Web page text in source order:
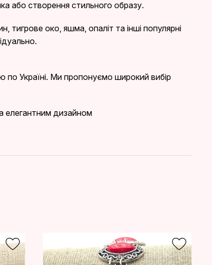
або створення стильного образу.
тигрове око, яшма, опаліт та інші популярні
Україні. Ми пропонуємо широкий вибір
елегантним дизайном